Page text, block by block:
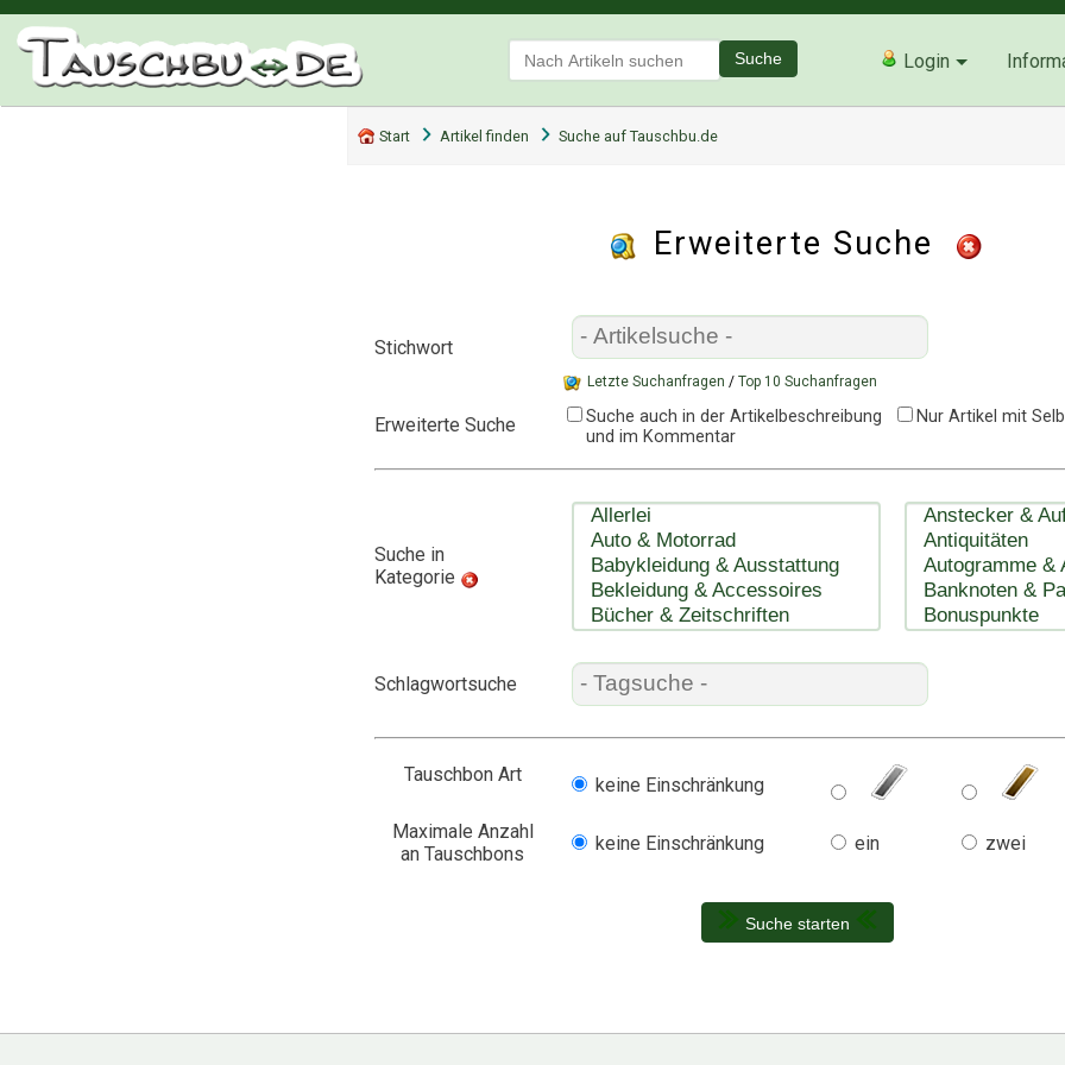
Suche Login
Start Artikel finden Suche auf Tauschbu.de
Erweiterte Suche
Stichwort
Letzte Suchanfragen / Top 10 Suchanfragen
Erweiterte Suche
Suche auch in der Artikelbeschreibung
und im Kommentar
Nur Artikel mit
Suche in
Kategorie
Schlagwortsuche
Tauschbon Art keine Einschränkung
Maximale Anzahl
an Tauschbons
keine Einschränkung ein zwei
Suche starten